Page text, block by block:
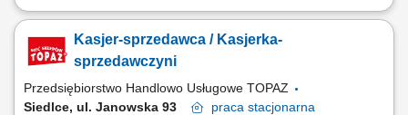
Twoje główne zadania: zapewnienie profesjonalnej obsługi Klientów
właściwą ekspozycję produktów monitorowanie terminów przydatności
do spożycia
Kasjer-sprzedawca / Kasjerka-
sprzedawczyni
Przedsiębiorstwo Handlowo Usługowe TOPAZ
Siedlce, ul. Janowska 93
praca stacjonarna